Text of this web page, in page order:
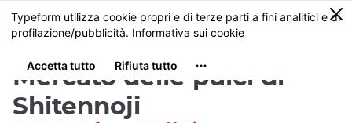
Skip
to
content
MENU
0
Mercato delle pulci di
Shitennoji